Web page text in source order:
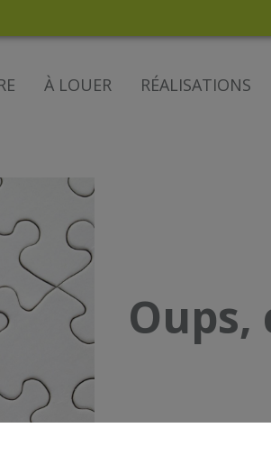
À LOUER RÉALISATIONS